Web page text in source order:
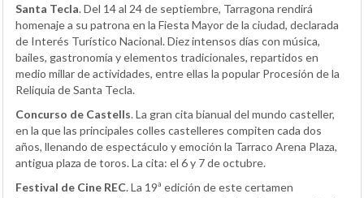
Santa Tecla. Del 14 al 24 de septiembre, Tarragona rendirá
homenaje a su patrona en la Fiesta Mayor de la ciudad, declarada
de Interés Turístico Nacional. Diez intensos días con música,
bailes, gastronomía y elementos tradicionales, repartidos en
medio millar de actividades, entre ellas la popular Procesión de la
Reliquia de Santa Tecla.
Concurso de Castells. La gran cita bianual del mundo casteller,
en la que las principales colles castelleres compiten cada dos
años, llenando de espectáculo y emoción la Tarraco Arena Plaza,
antigua plaza de toros. La cita: el 6 y 7 de octubre.
Festival de Cine REC. La 19ª edición de este certamen